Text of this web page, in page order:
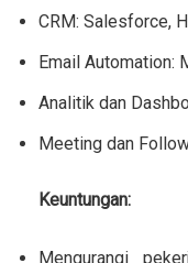
CRM: Salesforce,
Email Automation:
Analitik dan
Meeting dan
Keuntungan:
Mengurangi